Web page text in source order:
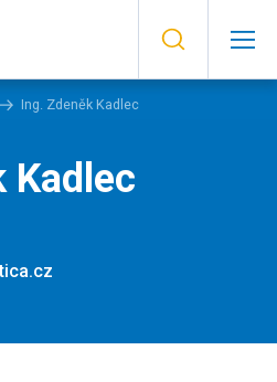
Ing. Zdeněk Kadlec
Kadlec